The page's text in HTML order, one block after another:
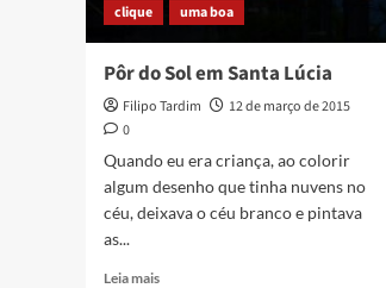
Humor
clique uma boa
Pôr do Sol em Santa Lúcia
Filipo Tardim
12 de março de 2015
0
Quando eu era criança, ao colorir
algum desenho que tinha nuvens no
céu, deixava o céu branco e pintava
as...
Leia maisRead